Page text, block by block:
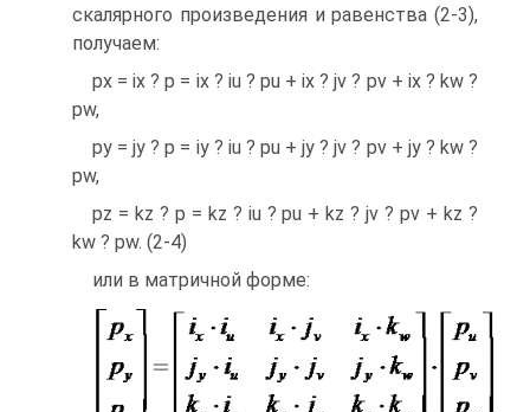
скалярного произведения и равенства (2-3),
получаем:
px = ix ? p = ix ? iu ? pu + ix ? jv ? pv + ix ? kw ?
pw,
py = jy ? p = iy ? iu ? pu + jy ? jv ? pv + jy ? kw ?
pw,
pz = kz ? p = kz ? iu ? pu + kz ? jv ? pv + kz ?
kw ? pw. (2-4)
или в матричной форме: